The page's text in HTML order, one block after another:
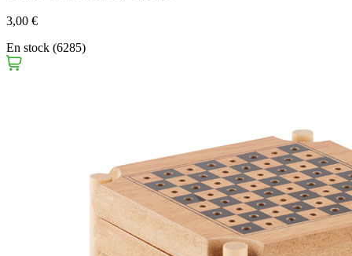
3,00 €
En stock (6285)